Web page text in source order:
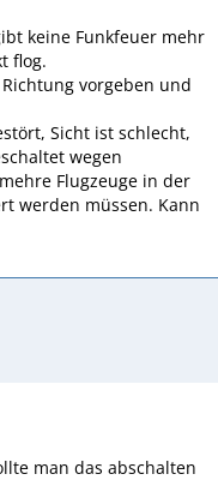
keine Funkfeuer mehr
flog.
vorgeben und
Sicht ist schlecht,
wegen
Flugzeuge in der
werden müssen. Kann
man das abschalten